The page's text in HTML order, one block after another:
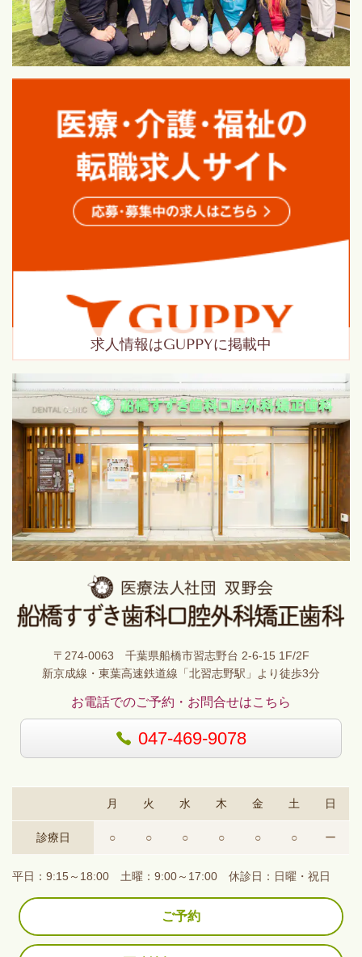
求人情報はGUPPYに掲載中
〒274-0063 千葉県船橋市習志野台 2-6-15 1F/2F
新京成線・東葉高速鉄道線「北習志野駅」より徒歩3分
お電話でのご予約・お問合せはこちら
047-469-9078
月 火 水 木 金 土 日
診療日 ○ ○ ○ ○ ○ ○ ー
平日：9:15～18:00 土曜：9:00～17:00 休診日：日曜・祝日
ご予約